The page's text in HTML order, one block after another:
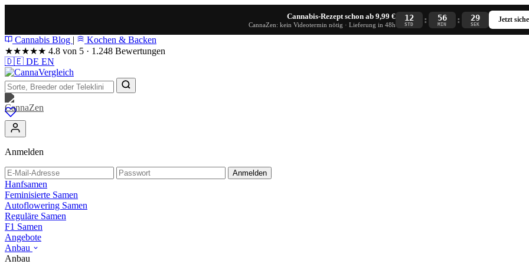
Cannabis-Rezept schon ab 9,99 €
CannaZen: kein Videotermin nötig · Lieferung in 48h
12
STD : 56
MIN : 28
SEK
Jetzt
Cannabis Blog |
Kochen & Backen
★★★★★ 4.8 von 5 · 1.248 Bewertungen
🇩🇪 DE EN
Anmelden
Anmelden
Hanfsamen
Feminisierte Samen
Autoflowering Samen
Reguläre Samen
F1 Samen
Angebote
Anbau
Anbau